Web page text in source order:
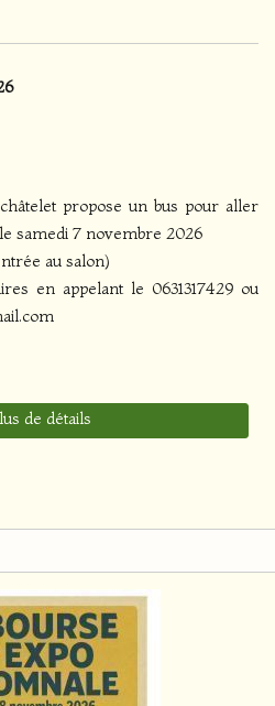
propose un bus pour aller
samedi 7 novembre 2026
au salon)
en appelant le 0631317429 ou
de détails